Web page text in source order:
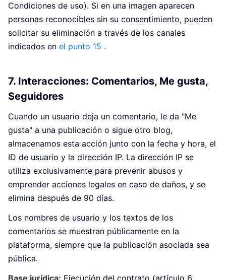
Condiciones de uso). Si en una imagen aparecen
personas reconocibles sin su consentimiento, pueden
solicitar su eliminación a través de los canales
indicados en el punto 15 .
7. Interacciones: Comentarios, Me gusta,
Seguidores
Cuando un usuario deja un comentario, le da "Me
gusta" a una publicación o sigue otro blog,
almacenamos esta acción junto con la fecha y hora, el
ID de usuario y la dirección IP. La dirección IP se
utiliza exclusivamente para prevenir abusos y
emprender acciones legales en caso de daños, y se
elimina después de 90 días.
Los nombres de usuario y los textos de los
comentarios se muestran públicamente en la
plataforma, siempre que la publicación asociada sea
pública.
Base jurídica: Ejecución del contrato (artículo 6,